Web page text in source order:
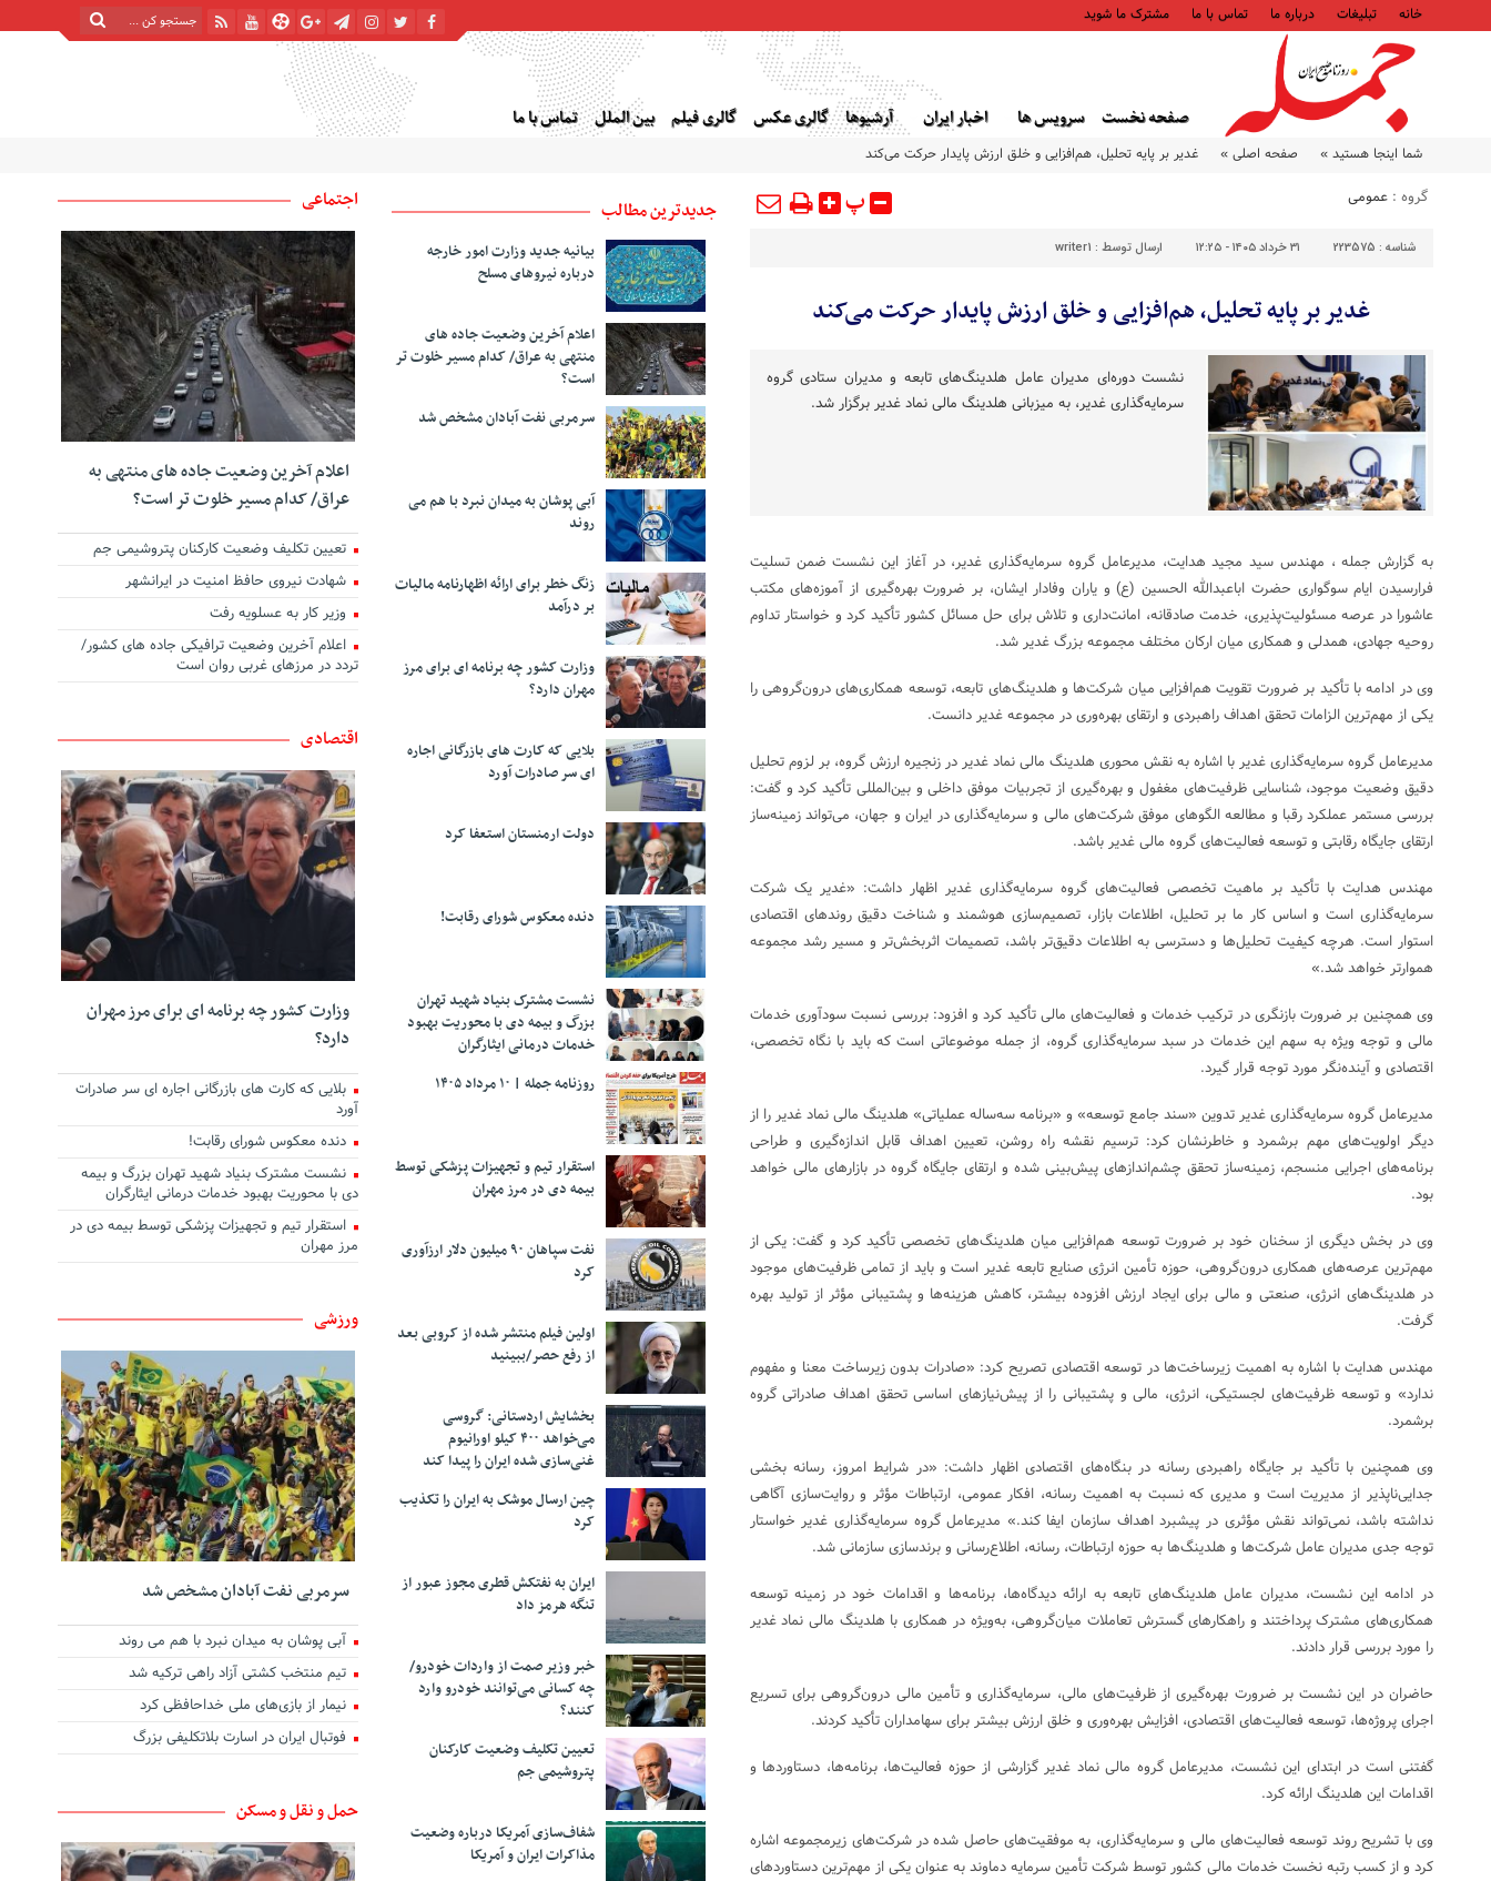
خانه تبلیغات درباره ما تماس با ما مشترک ما شوید
صفحه نخست سرویس ها اخبار ایران آرشیوها گالری عکس گالری فیلم بین الملل تماس با ما پنج شنبه, ۱۵ مرداد , ۱۴۰۵ | 22 صفر 1448
شما اینجا هستید » صفحه اصلی » غدیر بر پایه تحلیل، هم‌افزایی و خلق ارزش پایدار حرکت می‌کند
گروه : عمومی پ
شناسه : 223575 ۳۱ خرداد ۱۴۰۵ - ۱۲:۲۵ ارسال توسط : writer1
غدیر بر پایه تحلیل، هم‌افزایی و خلق ارزش پایدار حرکت می‌کند
نشست دوره‌ای مدیران عامل هلدینگ‌های تابعه و مدیران ستادی گروه
سرمایه‌گذاری غدیر، به میزبانی هلدینگ مالی نماد غدیر برگزار شد.
به گزارش جمله ، مهندس سید مجید هدایت، مدیرعامل گروه سرمایه‌گذاری غدیر، در آغاز این نشست ضمن تسلیت
فرارسیدن ایام سوگواری حضرت اباعبدالله الحسین (ع) و یاران وفادار ایشان، بر ضرورت بهره‌گیری از آموزه‌های مکتب
عاشورا در عرصه مسئولیت‌پذیری، خدمت صادقانه، امانت‌داری و تلاش برای حل مسائل کشور تأکید کرد و خواستار تداوم
روحیه جهادی، همدلی و همکاری میان ارکان مختلف مجموعه بزرگ غدیر شد.
وی در ادامه با تأکید بر ضرورت تقویت هم‌افزایی میان شرکت‌ها و هلدینگ‌های تابعه، توسعه همکاری‌های درون‌گروهی را
یکی از مهم‌ترین الزامات تحقق اهداف راهبردی و ارتقای بهره‌وری در مجموعه غدیر دانست.
مدیرعامل گروه سرمایه‌گذاری غدیر با اشاره به نقش محوری هلدینگ مالی نماد غدیر در زنجیره ارزش گروه، بر لزوم تحلیل
دقیق وضعیت موجود، شناسایی ظرفیت‌های مغفول و بهره‌گیری از تجربیات موفق داخلی و بین‌المللی تأکید کرد و گفت:
بررسی مستمر عملکرد رقبا و مطالعه الگوهای موفق شرکت‌های مالی و سرمایه‌گذاری در ایران و جهان، می‌تواند زمینه‌ساز
ارتقای جایگاه رقابتی و توسعه فعالیت‌های گروه مالی غدیر باشد.
مهندس هدایت با تأکید بر ماهیت تخصصی فعالیت‌های گروه سرمایه‌گذاری غدیر اظهار داشت: «غدیر یک شرکت
سرمایه‌گذاری است و اساس کار ما بر تحلیل، اطلاعات بازار، تصمیم‌سازی هوشمند و شناخت دقیق روندهای اقتصادی
استوار است. هرچه کیفیت تحلیل‌ها و دسترسی به اطلاعات دقیق‌تر باشد، تصمیمات اثربخش‌تر و مسیر رشد مجموعه
هموارتر خواهد شد.»
وی همچنین بر ضرورت بازنگری در ترکیب خدمات و فعالیت‌های مالی تأکید کرد و افزود: بررسی نسبت سودآوری خدمات
مالی و توجه ویژه به سهم این خدمات در سبد سرمایه‌گذاری گروه، از جمله موضوعاتی است که باید با نگاه تخصصی،
اقتصادی و آینده‌نگر مورد توجه قرار گیرد.
مدیرعامل گروه سرمایه‌گذاری غدیر تدوین «سند جامع توسعه» و «برنامه سه‌ساله عملیاتی» هلدینگ مالی نماد غدیر را از
دیگر اولویت‌های مهم برشمرد و خاطرنشان کرد: ترسیم نقشه راه روشن، تعیین اهداف قابل اندازه‌گیری و طراحی
برنامه‌های اجرایی منسجم، زمینه‌ساز تحقق چشم‌اندازهای پیش‌بینی شده و ارتقای جایگاه گروه در بازارهای مالی خواهد
بود.
وی در بخش دیگری از سخنان خود بر ضرورت توسعه هم‌افزایی میان هلدینگ‌های تخصصی تأکید کرد و گفت: یکی از
مهم‌ترین عرصه‌های همکاری درون‌گروهی، حوزه تأمین انرژی صنایع تابعه غدیر است و باید از تمامی ظرفیت‌های موجود
در هلدینگ‌های انرژی، صنعتی و مالی برای ایجاد ارزش افزوده بیشتر، کاهش هزینه‌ها و پشتیبانی مؤثر از تولید بهره
گرفت.
مهندس هدایت با اشاره به اهمیت زیرساخت‌ها در توسعه اقتصادی تصریح کرد: «صادرات بدون زیرساخت معنا و مفهوم
ندارد» و توسعه ظرفیت‌های لجستیکی، انرژی، مالی و پشتیبانی را از پیش‌نیازهای اساسی تحقق اهداف صادراتی گروه
برشمرد.
وی همچنین با تأکید بر جایگاه راهبردی رسانه در بنگاه‌های اقتصادی اظهار داشت: «در شرایط امروز، رسانه بخشی
جدایی‌ناپذیر از مدیریت است و مدیری که نسبت به اهمیت رسانه، افکار عمومی، ارتباطات مؤثر و روایت‌سازی آگاهی
نداشته باشد، نمی‌تواند نقش مؤثری در پیشبرد اهداف سازمان ایفا کند.» مدیرعامل گروه سرمایه‌گذاری غدیر خواستار
توجه جدی مدیران عامل شرکت‌ها و هلدینگ‌ها به حوزه ارتباطات، رسانه، اطلاع‌رسانی و برندسازی سازمانی شد.
در ادامه این نشست، مدیران عامل هلدینگ‌های تابعه به ارائه دیدگاه‌ها، برنامه‌ها و اقدامات خود در زمینه توسعه
همکاری‌های مشترک پرداختند و راهکارهای گسترش تعاملات میان‌گروهی، به‌ویژه در همکاری با هلدینگ مالی نماد غدیر
را مورد بررسی قرار دادند.
حاضران در این نشست بر ضرورت بهره‌گیری از ظرفیت‌های مالی، سرمایه‌گذاری و تأمین مالی درون‌گروهی برای تسریع
اجرای پروژه‌ها، توسعه فعالیت‌های اقتصادی، افزایش بهره‌وری و خلق ارزش بیشتر برای سهامداران تأکید کردند.
گفتنی است در ابتدای این نشست، مدیرعامل گروه مالی نماد غدیر گزارشی از حوزه فعالیت‌ها، برنامه‌ها، دستاوردها و
اقدامات این هلدینگ ارائه کرد.
وی با تشریح روند توسعه فعالیت‌های مالی و سرمایه‌گذاری، به موفقیت‌های حاصل شده در شرکت‌های زیرمجموعه اشاره
کرد و از کسب رتبه نخست خدمات مالی کشور توسط شرکت تأمین سرمایه دماوند به عنوان یکی از مهم‌ترین دستاوردهای
جدیدترین مطالب
بیانیه جدید وزارت امور خارجه
درباره نیروهای مسلح
اعلام آخرین وضعیت جاده های
منتهی به عراق/ کدام مسیر خلوت تر
است؟
سرمربی نفت آبادان مشخص شد
آبی پوشان به میدان نبرد با هم می
روند
زنگ خطر برای ارائه اظهارنامه مالیات
بر درآمد
وزارت کشور چه برنامه ای برای مرز
مهران دارد؟
بلایی که کارت های بازرگانی اجاره
ای سر صادرات آورد
دولت ارمنستان استعفا کرد
دنده معکوس شورای رقابت!
نشست مشترک بنیاد شهید تهران
بزرگ و بیمه دی با محوریت بهبود
خدمات درمانی ایثارگران
روزنامه جمله | ۱۰ مرداد ۱۴۰۵
استقرار تیم و تجهیزات پزشکی توسط
بیمه دی در مرز مهران
نفت سپاهان ۹۰ میلیون دلار ارزآوری
کرد
اولین فیلم منتشر شده از کروبی بعد
از رفع حصر/ببینید
بخشایش اردستانی: گروسی
می‌خواهد ۴۰۰ کیلو اورانیوم
غنی‌سازی شده ایران را پیدا کند
چین ارسال موشک به ایران را تکذیب
کرد
ایران به نفتکش قطری مجوز عبور از
تنگه هرمز داد
خبر وزیر صمت از واردات خودرو/
چه کسانی می‌توانند خودرو وارد
کنند؟
تعیین تکلیف وضعیت کارکنان
پتروشیمی جم
شفاف‌سازی آمریکا درباره وضعیت
مذاکرات ایران و آمریکا
اجتماعی
اعلام آخرین وضعیت جاده های منتهی به
عراق/ کدام مسیر خلوت تر است؟
تعیین تکلیف وضعیت کارکنان پتروشیمی جم
شهادت نیروی حافظ امنیت در ایرانشهر
وزیر کار به عسلویه رفت
اعلام آخرین وضعیت ترافیکی جاده های کشور/
تردد در مرزهای غربی روان است
اقتصادی
وزارت کشور چه برنامه ای برای مرز مهران
دارد؟
بلایی که کارت های بازرگانی اجاره ای سر صادرات
آورد
دنده معکوس شورای رقابت!
نشست مشترک بنیاد شهید تهران بزرگ و بیمه
دی با محوریت بهبود خدمات درمانی ایثارگران
استقرار تیم و تجهیزات پزشکی توسط بیمه دی در
مرز مهران
ورزشی
سرمربی نفت آبادان مشخص شد
آبی پوشان به میدان نبرد با هم می روند
تیم منتخب کشتی آزاد راهی ترکیه شد
نیمار از بازی‌های ملی خداحافظی کرد
فوتبال ایران در اسارت بلاتکلیفی بزرگ
حمل و نقل و مسکن